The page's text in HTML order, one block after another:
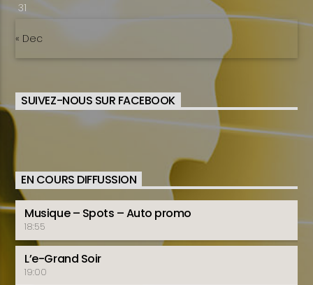
31
« Dec
SUIVEZ-NOUS SUR FACEBOOK
EN COURS DIFFUSSION
Musique – Spots – Auto promo
18:55
L’e-Grand Soir
19:00